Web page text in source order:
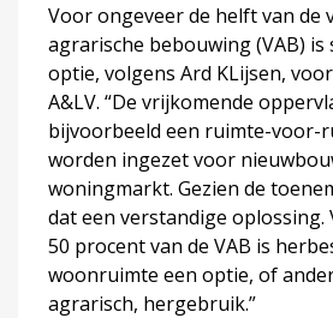
Voor ongeveer de helft van de
agrarische bebouwing (VAB) is
optie, volgens Ard KLijsen,
A&LV. “De vrijkomende
bijvoorbeeld een ruimte-voor-
worden ingezet voor
woningmarkt. Gezien de
dat een verstandige oplossing.
50 procent van de VAB is
woonruimte een optie, of
agrarisch, hergebruik.”